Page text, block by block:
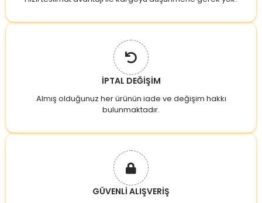
İPTAL DEĞİŞİM
Almış olduğunuz her ürünün iade ve değişim hakkı
bulunmaktadır.
GÜVENLİ ALIŞVERİŞ